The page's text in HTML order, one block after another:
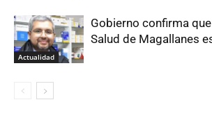
Actualidad
Gobierno confirma
Salud de Magallanes